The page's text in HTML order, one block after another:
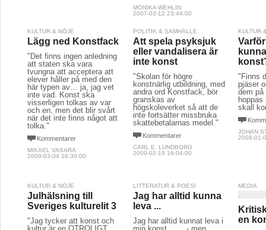
MONIKA WEHLIN
2007-03-12 23:44:00
KULTUR & NÖJE
Lägg ned Konstfack
"Det finns ingen anledning
att staten ska vara
tvungna att acceptera att
elever håller på med den
här typen av… ja, jag vet
inte vad. Konst ska
visserligen tolkas av var
och en, men det blir svårt
när det inte finns något att
tolka."
Kommentarer
MIKAEL VASARA
2009-03-04 16:30:00
POLITIK & SAMHÄLLE
Att spela psyksjuk
eller vandalisera är
inte konst
"Skolan för högre
konstnärlig utbildning, med
andra ord Konstfack, bör
granskas av
högskoleverket så att de
inte fortsätter missbruka
skattebetalarnas medel."
Kommentarer
CARL E. LUNDBORG
2009-02-19 16:04:00
KULTUR
"Finns
pjäser
dem på
skall
JOHAN
2008-01-
KULTUR & NÖJE
Julhälsning till
Sveriges kulturelit 3
"Jag tycker att konst och
LITTERATUR & POESI
Jag har alltid kunna
leva ...
Jag har alltid kunnat leva i
MEDIA
en